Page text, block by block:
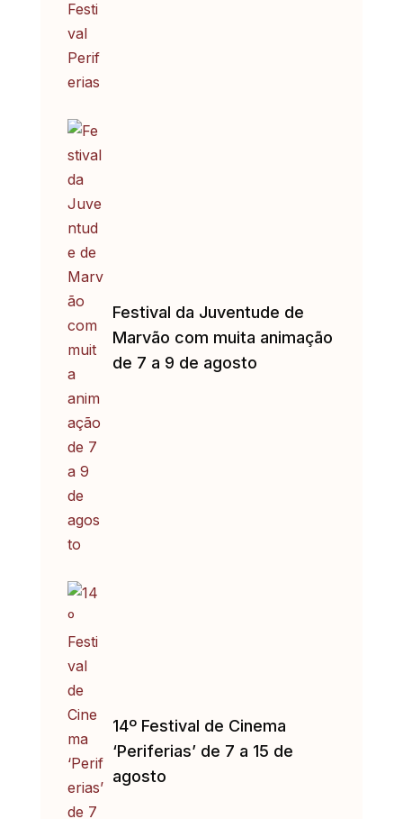
Festival da Juventude de
Marvão com muita animação
de 7 a 9 de agosto
14º Festival de Cinema
‘Periferias’ de 7 a 15 de
agosto